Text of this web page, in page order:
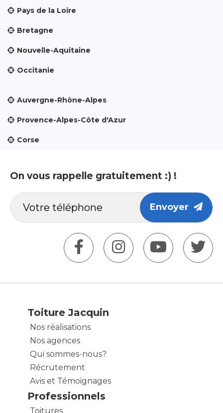
Pays de la Loire
Bretagne
Nouvelle-Aquitaine
Occitanie
Auvergne-Rhône-Alpes
Provence-Alpes-Côte d'Azur
Corse
On vous rappelle gratuitement :) !
Envoyer
Toiture Jacquin
Nos réalisations
Nos agences
Qui sommes-nous?
Récrutement
Avis et Témoignages
Professionnels
Toitures